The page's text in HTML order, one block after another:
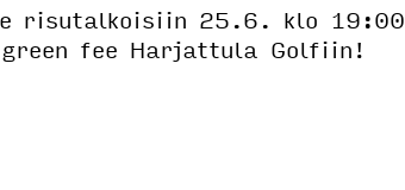
risutalkoisiin 25.6. klo 19:00
fee Harjattula Golfiin!